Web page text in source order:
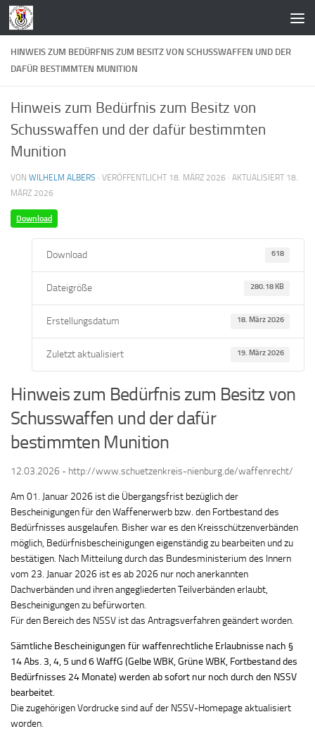
Zum Inhalt springen
HINWEIS ZUM BEDÜRFNIS ZUM BESITZ VON SCHUSSWAFFEN UND DER
DAFÜR BESTIMMTEN MUNITION
Hinweis zum Bedürfnis zum Besitz von
Schusswaffen und der dafür bestimmten
Munition
VON WILHELM ALBERS · VERÖFFENTLICHT 18. MÄRZ 2026 · AKTUALISIERT 18.
MÄRZ 2026
Download
Download 618
Dateigröße 280.18 KB
Erstellungsdatum 18. März 2026
Zuletzt aktualisiert 19. März 2026
Hinweis zum Bedürfnis zum Besitz von
Schusswaffen und der dafür
bestimmten Munition
12.03.2026 - http://www.schuetzenkreis-nienburg.de/waffenrecht/
Am 01. Januar 2026 ist die Übergangsfrist bezüglich der
Bescheinigungen für den Waffenerwerb bzw. den Fortbestand des
Bedürfnisses ausgelaufen. Bisher war es den Kreisschützenverbänden
möglich, Bedürfnisbescheinigungen eigenständig zu bearbeiten und zu
bestätigen. Nach Mitteilung durch das Bundesministerium des Innern
vom 23. Januar 2026 ist es ab 2026 nur noch anerkannten
Dachverbänden und ihren angegliederten Teilverbänden erlaubt,
Bescheinigungen zu befürworten.
Für den Bereich des NSSV ist das Antragsverfahren geändert worden.
Sämtliche Bescheinigungen für waffenrechtliche Erlaubnisse nach §
14 Abs. 3, 4, 5 und 6 WaffG (Gelbe WBK, Grüne WBK, Fortbestand des
Bedürfnisses 24 Monate) werden ab sofort nur noch durch den NSSV
bearbeitet.
Die zugehörigen Vordrucke sind auf der NSSV-Homepage aktualisiert
worden.